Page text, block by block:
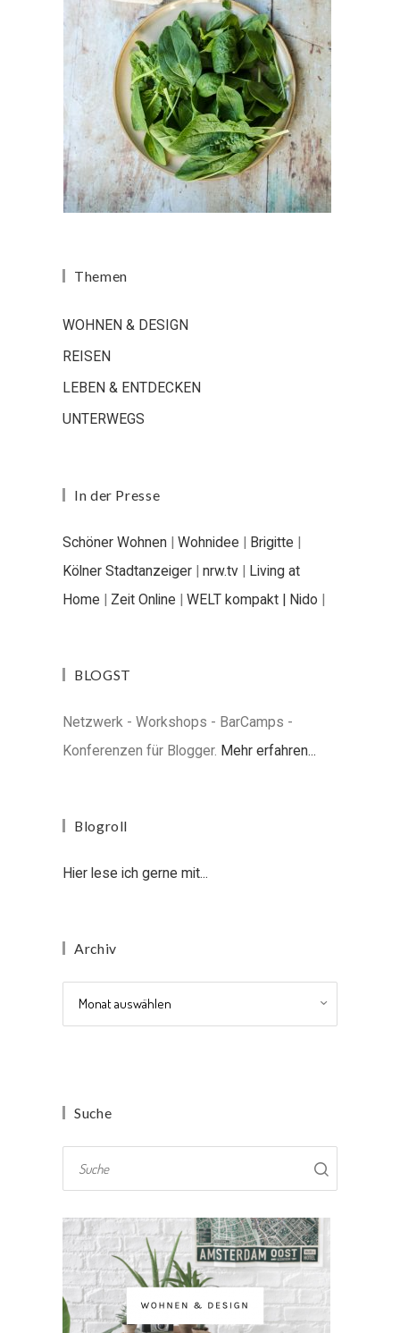
Themen
WOHNEN & DESIGN
REISEN
LEBEN & ENTDECKEN
UNTERWEGS
In der Presse
Schöner Wohnen | Wohnidee | Brigitte |
Kölner Stadtanzeiger | nrw.tv | Living at
Home | Zeit Online | WELT kompakt | Nido |
BLOGST
Netzwerk - Workshops - BarCamps -
Konferenzen für Blogger. Mehr erfahren...
Blogroll
Hier lese ich gerne mit...
Archiv
Suche